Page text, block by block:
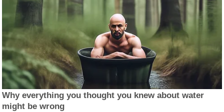
Why everything you thought you knew about water
might be wrong